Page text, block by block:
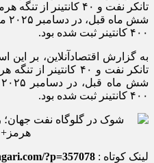
تانکر نفت و ۴۰
۴۰۰ کانتینر ثبت شده بود.
تانکر نفت و ۴۰
۴۰۰ کانتینر ثبت شده بود.
لینک کوتاه : ?p=357078